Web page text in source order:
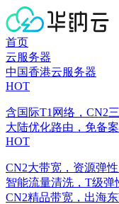
首页
云服务器
中国香港云服务器
HOT
含国际T1网络，CN2
大陆优化路由，免备
HOT
CN2大带宽，资源弹
智能流量清洗，T级弹
CN2精品带宽，出海